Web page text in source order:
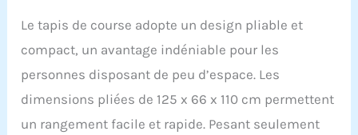
qui vous permet de régler
la vitesse de 1 à 12 km/h.
Et le bruit est inférieur à
60dB. Il offre également
12 programmes
prédéfinis et 3 modes au
choix, afin d'atteindre
Le tapis de course adopte un design pliable et
compact, un avantage indéniable pour les
personnes disposant de peu d’espace. Les
dimensions pliées de 125 x 66 x 110 cm permettent
un rangement facile et rapide. Pesant seulement